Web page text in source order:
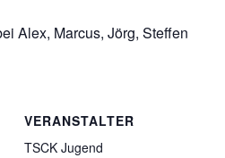
Alex, Marcus, Jörg, Steffen
VERANSTALTER
TSCK Jugend